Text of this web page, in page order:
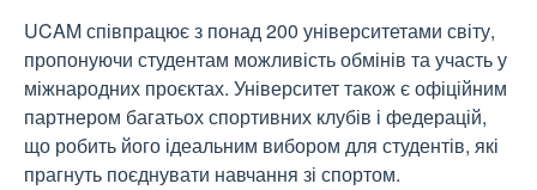
UCAM співпрацює з понад 200 університетами світу,
пропонуючи студентам можливість обмінів та участь у
міжнародних проєктах. Університет також є офіційним
партнером багатьох спортивних клубів і федерацій,
що робить його ідеальним вибором для студентів, які
прагнуть поєднувати навчання зі спортом.